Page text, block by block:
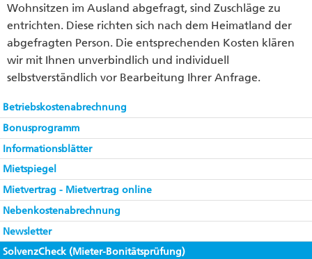
Wohnsitzen im Ausland abgefragt, sind Zuschläge zu
entrichten. Diese richten sich nach dem Heimatland der
abgefragten Person. Die entsprechenden Kosten klären
wir mit Ihnen unverbindlich und individuell
selbstverständlich vor Bearbeitung Ihrer Anfrage.
Betriebskostenabrechnung
Bonusprogramm
Informationsblätter
Mietspiegel
Mietvertrag - Mietvertrag online
Nebenkostenabrechnung
Newsletter
SolvenzCheck (Mieter-Bonitätsprüfung)